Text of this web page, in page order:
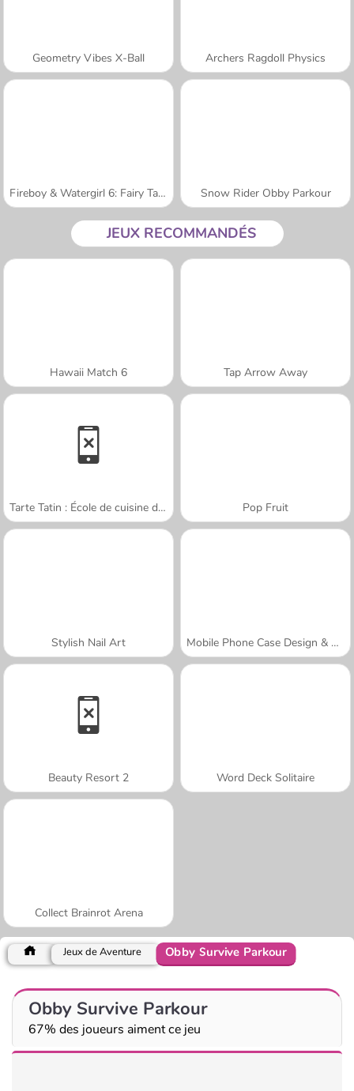
Geometry Vibes X-Ball Archers Ragdoll Physics
Fireboy & Watergirl 6: Fairy Tales Snow Rider Obby Parkour
JEUX RECOMMANDÉS
Hawaii Match 6 Tap Arrow Away
Tarte Tatin : École de cuisine de Sara Pop Fruit
Stylish Nail Art Mobile Phone Case Design & DIY
Beauty Resort 2 Word Deck Solitaire
Collect Brainrot Arena
Jeux de Aventure Obby Survive Parkour
Obby Survive Parkour
67% des joueurs aiment ce jeu